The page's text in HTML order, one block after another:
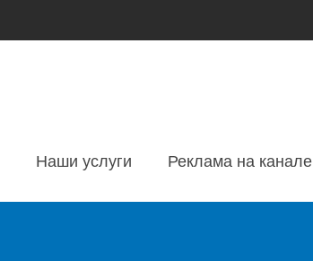
Наши услуги Реклама на канале